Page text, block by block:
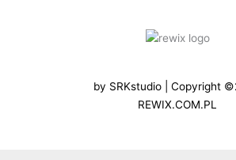
by SRKstudio | Copyright
REWIX.COM.PL